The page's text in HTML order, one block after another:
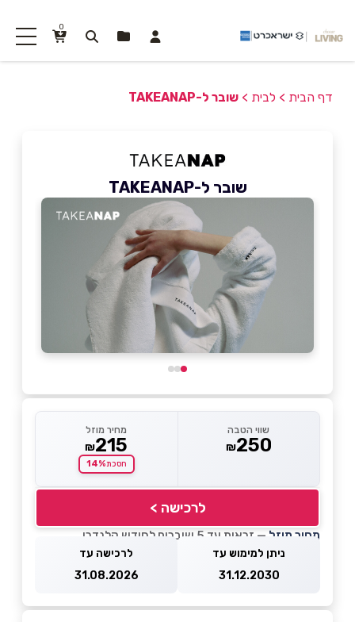
0
דף הבית > לבית > שובר ל-TAKEANAP
שובר ל-TAKEANAP
שווי הטבה
₪250
מחיר מוזל
₪215
חסכת14%
לרכישה >
מחיר מוזל — זכאות עד 5 שוברים לחודש קלנדרי
ניתן למימוש עד
31.12.2030
לרכישה עד
31.08.2026